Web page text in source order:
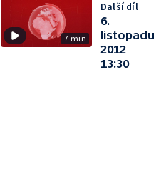
7 min
Další díl
6.
listopadu
2012
13:30